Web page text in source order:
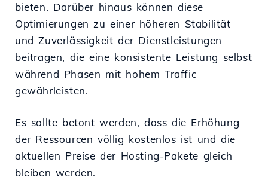
bieten. Darüber hinaus können diese
Optimierungen zu einer höheren Stabilität
und Zuverlässigkeit der Dienstleistungen
beitragen, die eine konsistente Leistung selbst
während Phasen mit hohem Traffic
gewährleisten.
Es sollte betont werden, dass die Erhöhung
der Ressourcen völlig kostenlos ist und die
aktuellen Preise der Hosting-Pakete gleich
bleiben werden.